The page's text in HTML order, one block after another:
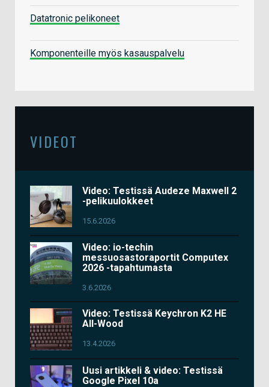
Datatronic pelikoneet
Komponenteille myös kasauspalvelu
VIDEOT
Video: Testissä Audeze Maxwell 2
-pelikuulokkeet
15.6.2026
Video: io-techin
messuosastoraportit Computex
2026 -tapahtumasta
3.6.2026
Video: Testissä Keychron K2 HE
All-Wood
13.4.2026
Uusi artikkeli & video: Testissä
Google Pixel 10a